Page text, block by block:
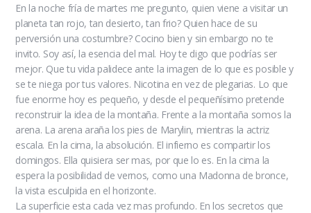
En la noche fría de martes me pregunto, quien viene a visitar un
planeta tan rojo, tan desierto, tan frio? Quien hace de su
perversión una costumbre? Cocino bien y sin embargo no te
invito. Soy así, la esencia del mal. Hoy te digo que podrías ser
mejor. Que tu vida palidece ante la imagen de lo que es posible y
se te niega por tus valores. Nicotina en vez de plegarias. Lo que
fue enorme hoy es pequeño, y desde el pequeñísimo pretende
reconstruir la idea de la montaña. Frente a la montaña somos la
arena. La arena araña los pies de Marylin, mientras la actriz
escala. En la cima, la absolución. El infierno es compartir los
domingos. Ella quisiera ser mas, por que lo es. En la cima la
espera la posibilidad de vernos, como una Madonna de bronce,
la vista esculpida en el horizonte.
La superficie esta cada vez mas profundo. En los secretos que